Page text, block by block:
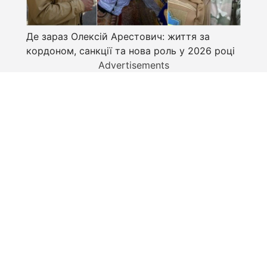
Де зараз Олексій Арестович: життя за
кордоном, санкції та нова роль у 2026 році
Advertisements